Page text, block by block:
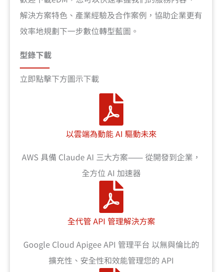
解決方案特色、產業經驗及合作案例，協助企業更有
效率地規劃下一步數位轉型藍圖。
型錄下載
立即點擊下方圖示下載
以雲端為動能 AI 驅動未來
AWS 具備 Claude AI 三大方案⸺ 從開發到企業，
全方位 AI 加速器
全代管 API 管理解決方案
Google Cloud Apigee API 管理平台 以無與倫比的
擴充性、安全性和效能管理您的 API